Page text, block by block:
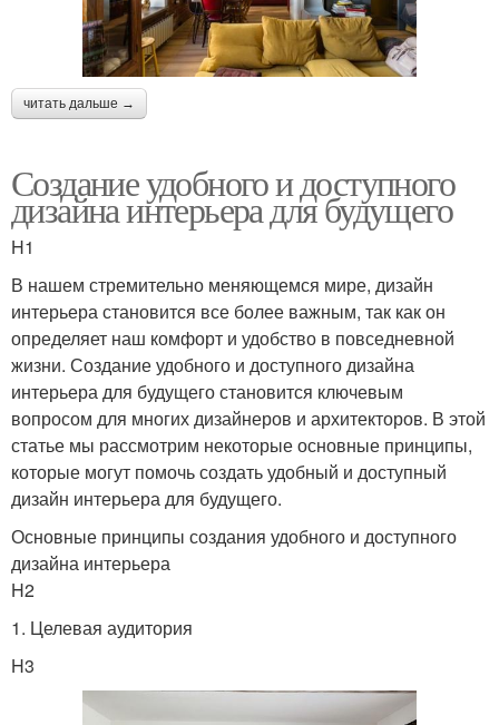
читать дальше →
Создание удобного и доступного
дизайна интерьера для будущего
H1
В нашем стремительно меняющемся мире, дизайн
интерьера становится все более важным, так как он
определяет наш комфорт и удобство в повседневной
жизни. Создание удобного и доступного дизайна
интерьера для будущего становится ключевым
вопросом для многих дизайнеров и архитекторов. В этой
статье мы рассмотрим некоторые основные принципы,
которые могут помочь создать удобный и доступный
дизайн интерьера для будущего.
Основные принципы создания удобного и доступного
дизайна интерьера
H2
1. Целевая аудитория
H3